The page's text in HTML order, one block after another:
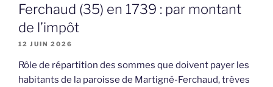
Ferchaud (35) en 1739 : par montant
de l’impôt
12 JUIN 2026
Rôle de répartition des sommes que doivent payer les
habitants de la paroisse de Martigné-Ferchaud, trèves